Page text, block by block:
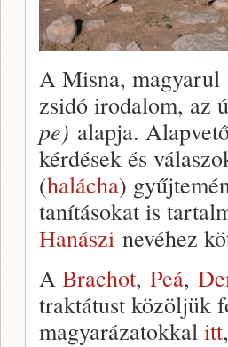
A Misna, magyarul
zsidó irodalom, az
pe) alapja.
kérdések és
(halácha)
tanításokat is
Hanászi nevéhez
A Brachot, Peá,
traktátust közöljük
magyarázatokkal itt